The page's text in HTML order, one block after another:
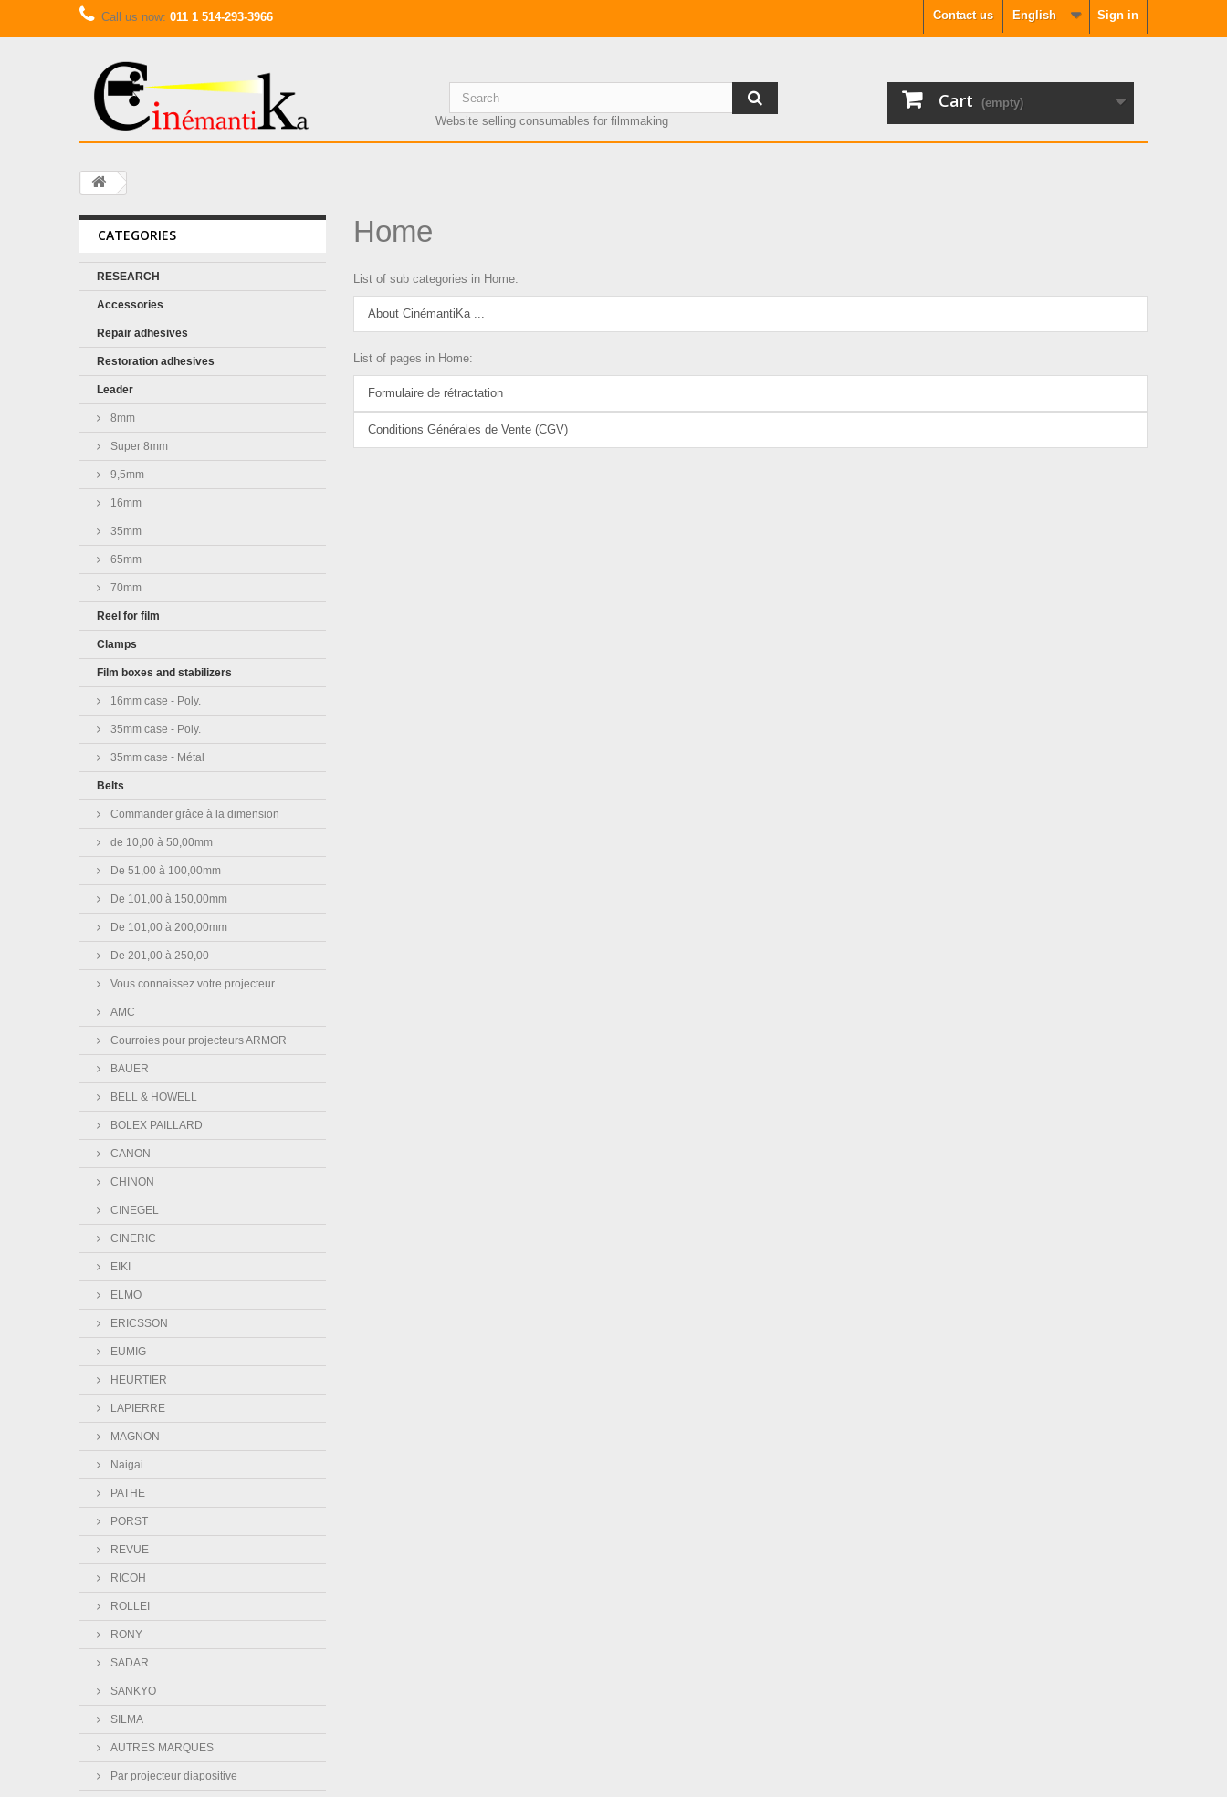
Sign in
English
Contact us
Call us now: 011 1 514-293-3966
Cart
(empty)
Website selling consumables for filmmaking
CATEGORIES
RESEARCH
Accessories
Repair adhesives
Restoration adhesives
Leader
8mm
Super 8mm
9,5mm
16mm
35mm
65mm
70mm
Reel for film
Clamps
Film boxes and stabilizers
16mm case - Poly.
35mm case - Poly.
35mm case - Métal
Belts
Commander grâce à la dimension
de 10,00 à 50,00mm
De 51,00 à 100,00mm
De 101,00 à 150,00mm
De 101,00 à 200,00mm
De 201,00 à 250,00
Vous connaissez votre projecteur
AMC
Courroies pour projecteurs ARMOR
BAUER
BELL & HOWELL
BOLEX PAILLARD
CANON
CHINON
CINEGEL
CINERIC
EIKI
ELMO
ERICSSON
EUMIG
HEURTIER
LAPIERRE
MAGNON
Naigai
PATHE
PORST
REVUE
RICOH
ROLLEI
RONY
SADAR
SANKYO
SILMA
AUTRES MARQUES
Par projecteur diapositive
Home
List of sub categories in Home:
About CinémantiKa ...
List of pages in Home:
Formulaire de rétractation
Conditions Générales de Vente (CGV)